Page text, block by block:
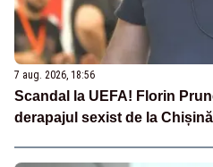
7 aug. 2026, 18:56
Scandal la UEFA! Florin
derapajul sexist de la